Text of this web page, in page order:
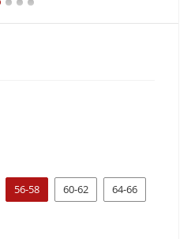
56-58 60-62 64-66